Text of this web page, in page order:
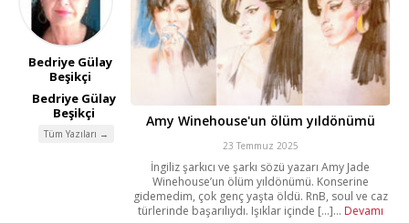
Bedriye Gülay
Beşikçi
Bedriye Gülay
Beşikçi
Tüm Yazıları →
Amy Winehouse'un ölüm yıldönümü
23 Temmuz 2025
İngiliz şarkıcı ve şarkı sözü yazarı Amy Jade
Winehouse’un ölüm yıldönümü. Konserine
gidemedim, çok genç yaşta öldü. RnB, soul ve caz
türlerinde başarılıydı. Işıklar içinde [...]... Devamı